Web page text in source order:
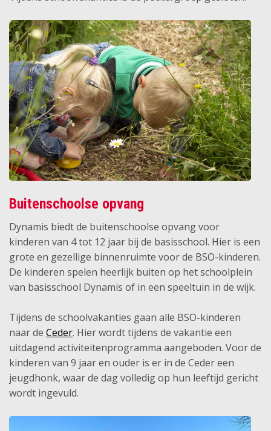
Buitenschoolse opvang
Dynamis biedt de buitenschoolse opvang voor
kinderen van 4 tot 12 jaar bij de basisschool. Hier is een
grote en gezellige binnenruimte voor de BSO-kinderen.
De kinderen spelen heerlijk buiten op het schoolplein
van basisschool Dynamis of in een speeltuin in de wijk.
Tijdens de schoolvakanties gaan alle BSO-kinderen
naar de Ceder. Hier wordt tijdens de vakantie een
uitdagend activiteitenprogramma aangeboden. Voor de
kinderen van 9 jaar en ouder is er in de Ceder een
jeugdhonk, waar de dag volledig op hun leeftijd gericht
wordt ingevuld.